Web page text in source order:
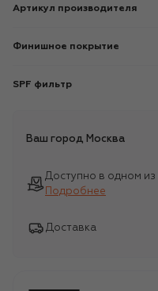
Артикул производителя
Финишное покрытие
SPF фильтр
Ваш город Москва
Доступно в одном из
Подробнее
Доставка